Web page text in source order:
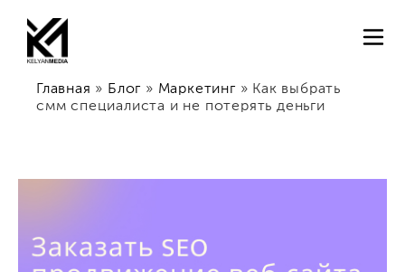
Главная » Блог » Маркетинг» Как выбрать
смм специалиста и не потерять деньги